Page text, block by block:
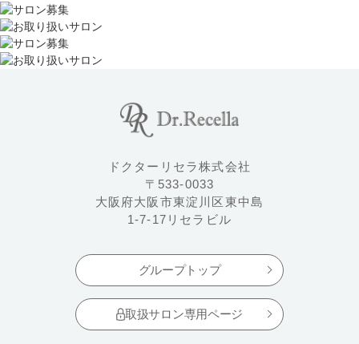
ドクターリセラ株式会社
〒533-0033
大阪府大阪市東淀川区東中島
1-7-17リセラビル
グループトップ
取扱サロン専用ページ